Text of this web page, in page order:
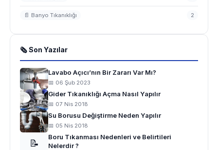
📄 Banyo Tıkanıklığı 2
🗞 Son Yazılar
Lavabo Açıcı’nın Bir Zararı Var Mı?
📅 06 Şub 2023
Gider Tıkanıklığı Açma Nasıl Yapılır
📅 07 Nis 2018
Su Borusu Değiştirme Neden Yapılır
📅 05 Nis 2018
📝
Boru Tıkanması Nedenleri ve Belirtileri
Nelerdir ?